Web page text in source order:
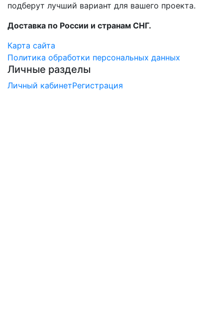
подберут лучший вариант для вашего проекта.
Доставка по России и странам СНГ.
Карта сайта
Политика обработки персональных данных
Личные разделы
Личный кабинетРегистрация